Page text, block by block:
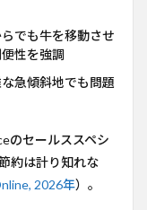
でも牛を移動させ
性を強調
急傾斜地でも問題
のセールススペシ
約は計り知れな
2026年）。